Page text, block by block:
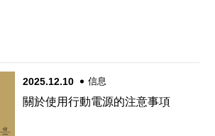
2025.12.10 信息
關於使用行動電源的注意事項